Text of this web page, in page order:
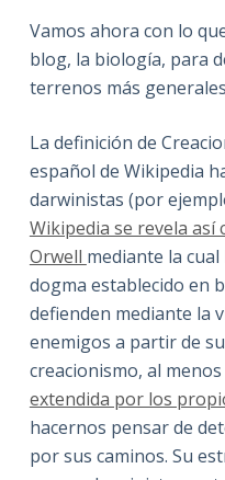
Vamos ahora con lo
blog, la biología, para
terrenos más
La definición de
español de Wikipedia
darwinistas (por
Wikipedia se revela así
Orwell mediante la
dogma establecido en
defienden mediante la
enemigos a partir de
creacionismo, al
extendida por los
hacernos pensar de
por sus caminos. Su